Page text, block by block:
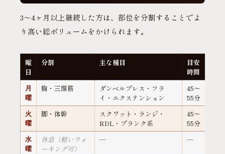
3〜4ヶ月以上継続した方は、部位を分割することでよ
り高い総ボリュームをかけられます。
曜
日
分割 主な種目
目安
時間
月
曜
胸・三頭筋
ダンベルプレス・フラ
イ・エクステンション
45〜
55分
火
曜
脚・体幹
スクワット・ランジ・
RDL・プランク系
45〜
55分
水
曜
休息（軽いウォ
ーキング可）
— —